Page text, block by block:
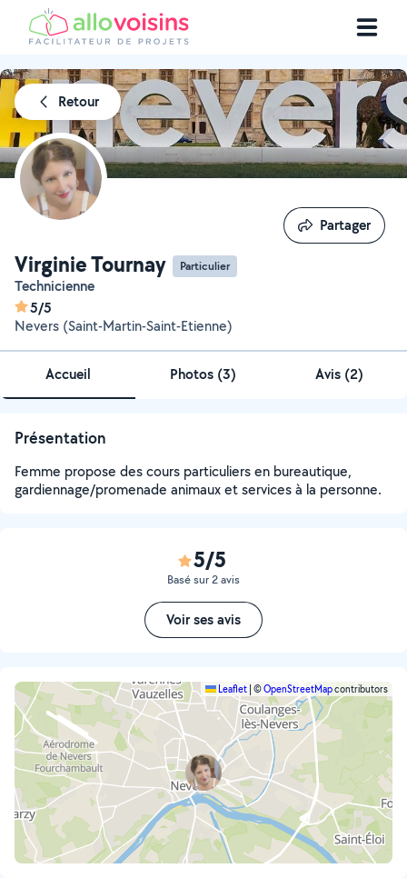
Retour
Virginie Tournay Particulier
Technicienne
5/5
Nevers (Saint-Martin-Saint-Etienne)
Partager
Partager
Accueil Photos (3) Avis (2)
Présentation
Femme propose des cours particuliers en bureautique,
gardiennage/promenade animaux et services à la personne.
5/5
Basé sur 2 avis
Voir ses avis
Leaflet ©OpenStreetMapcontributors